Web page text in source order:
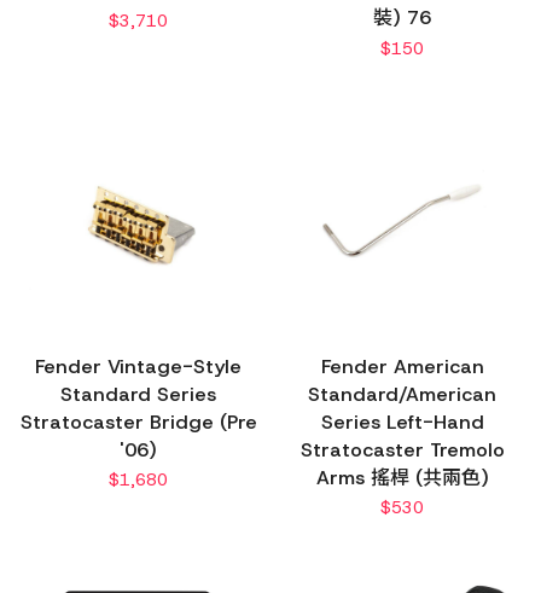
$3,710
裝) 76
$150
Fender Vintage-Style
Standard Series
Stratocaster Bridge (Pre
'06)
$1,680
Fender American
Standard/American
Series Left-Hand
Stratocaster Tremolo
Arms 搖桿 (共兩色)
$530